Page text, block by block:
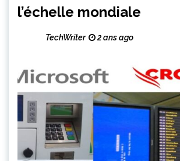
l’échelle mondiale
TechWriter 2 ans ago